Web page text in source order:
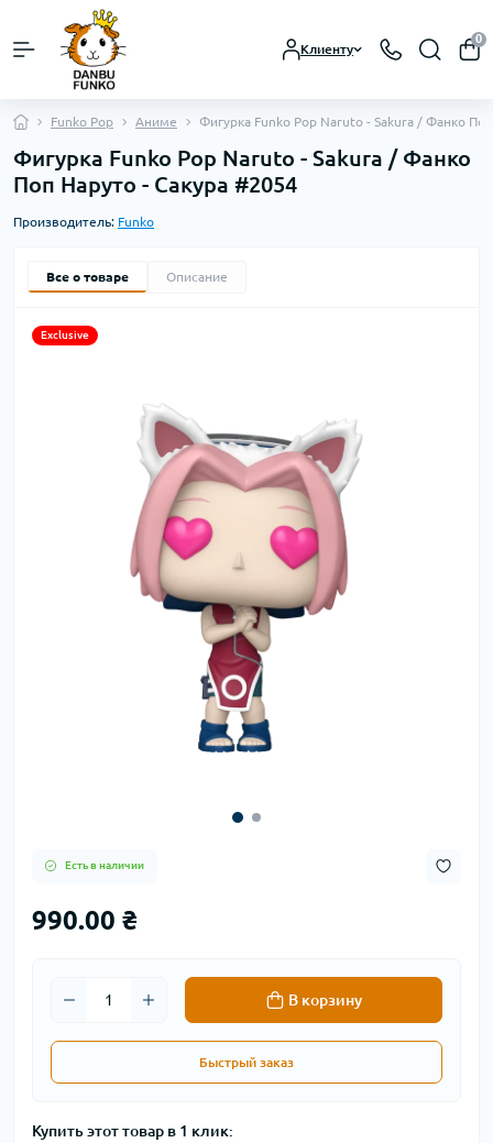
Клиенту
0
Funko Pop Аниме Фигурка Funko Pop Naruto - Sakura / Фанко
Фигурка Funko Pop Naruto - Sakura / Фанко
Поп Наруто - Сакура #2054
Производитель: Funko
Все о товаре Описание
Exclusive
Есть в наличии
990.00 ₴
В корзину
Быстрый заказ
Купить этот товар в 1 клик: